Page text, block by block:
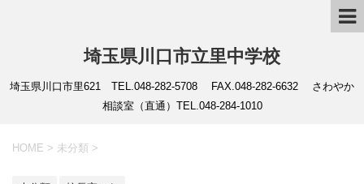
埼玉県川口市立里中学校
埼玉県川口市里621 TEL.048-282-5708 FAX.048-282-6632 さわやか
相談室（直通）TEL.048-284-1010
HOME > 未分類 >